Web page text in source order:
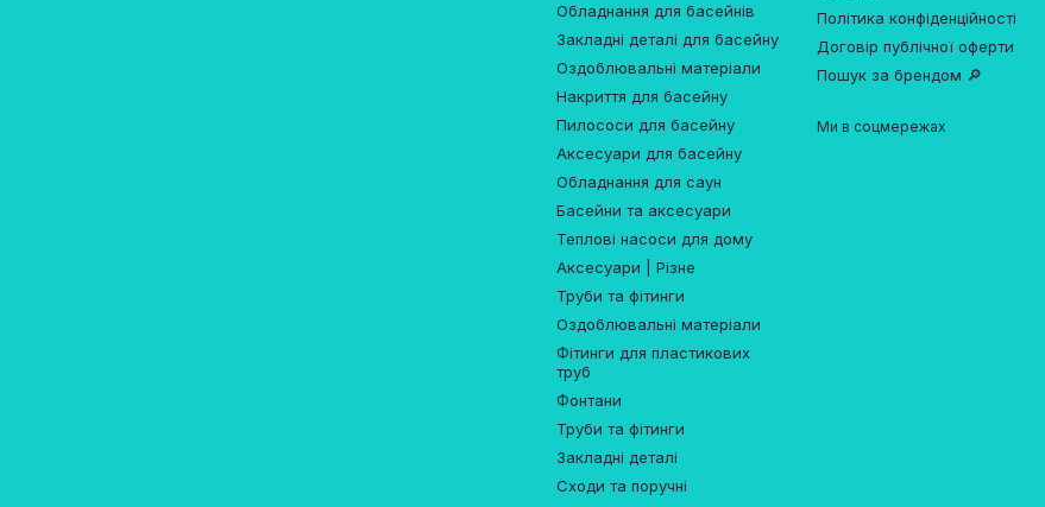
Обладнання для басейнів
Закладні деталі для басейну
Оздоблювальні матеріали
Накриття для басейну
Пилососи для басейну
Аксесуари для басейну
Обладнання для саун
Басейни та аксесуари
Теплові насоси для дому
Аксесуари | Різне
Труби та фітинги
Оздоблювальні матеріали
Фітинги для пластикових
труб
Фонтани
Труби та фітинги
Закладні деталі
Сходи та поручні
Політика конфіденційності
Договір публічної оферти
Пошук за брендом 🔎
Ми в соцмережах